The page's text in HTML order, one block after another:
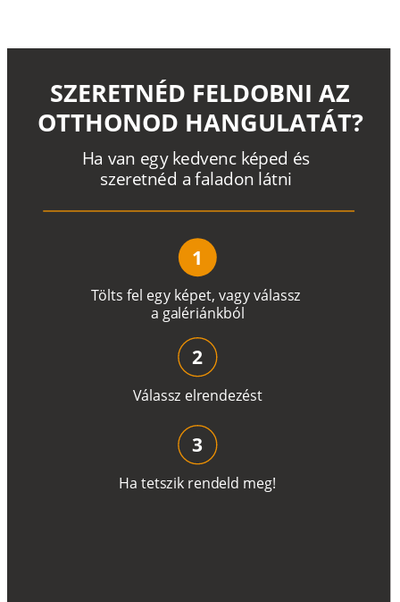
Tölts fel egy képet, vagyválassz
a galériánkból
Ha van egy kedvenc képed és
szeretnéd a faladon látni
SZERETNÉD FELDOBNI AZ
OTTHONOD HANGULATÁT?
1
Válassz elrendezést
2
Ha tetszik rendeld meg!
3